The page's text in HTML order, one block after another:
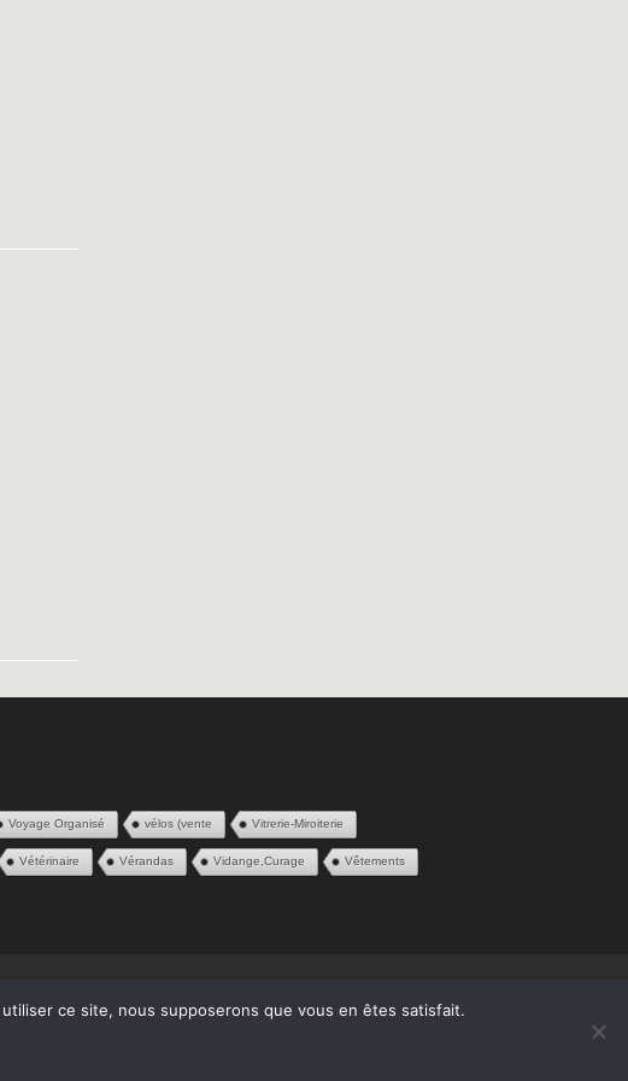
Voyage Organisé vélos (vente Vitrerie-Miroiterie
Vétérinaire Vérandas Vidange,Curage Vêtements
ce site, nous supposerons que vous en êtes satisfait.